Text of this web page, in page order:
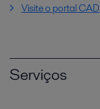
Visite o portal CAD
Serviços